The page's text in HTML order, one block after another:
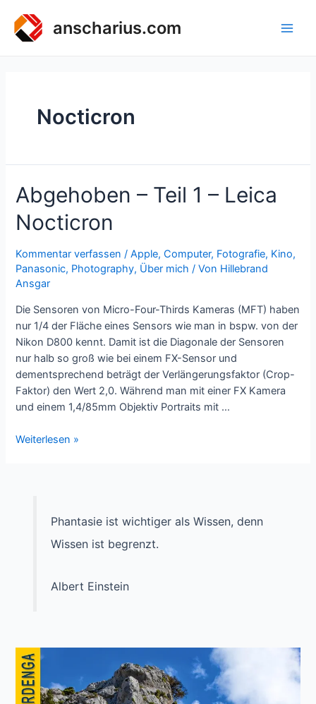
Inhalt
springen
anscharius.com
Nocticron
Abgehoben – Teil 1 – Leica
Nocticron
Kommentar verfassen /Apple,Computer, Fotografie, Kino,
Panasonic, Photography, Über mich / Von Hillebrand
Ansgar
Die Sensoren von Micro-Four-Thirds Kameras (MFT) haben
nur 1/4 der Fläche eines Sensors wie man in bspw. von der
Nikon D800 kennt. Damit ist die Diagonale der Sensoren
nur halb so groß wie bei einem FX-Sensor und
dementsprechend beträgt der Verlängerungsfaktor (Crop-
Faktor) den Wert 2,0. Während man mit einer FX Kamera
und einem 1,4/85mm Objektiv Portraits mit …
Abgehoben
Weiterlesen »
Phantasie ist wichtiger als Wissen, denn
Wissen ist begrenzt.
Albert Einstein